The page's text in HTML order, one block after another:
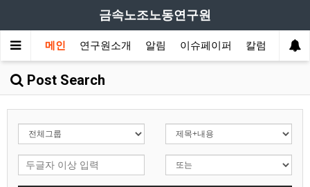
금속노조노동연구원
메인 연구원소개 알림 이슈페이퍼 칼럼 산업
Post Search